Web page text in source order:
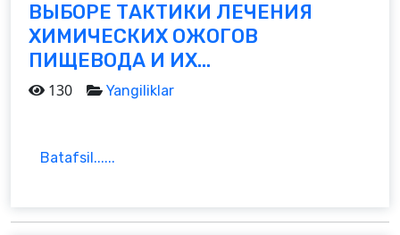
ВЫБОРЕ ТАКТИКИ ЛЕЧЕНИЯ
ХИМИЧЕСКИХ ОЖОГОВ
ПИЩЕВОДА И ИХ...
130 Yangiliklar
Batafsil......